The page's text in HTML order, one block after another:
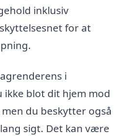
inklusiv
for at
i
ikke blot dit hjem mod
du beskytter også
sigt. Det kan være